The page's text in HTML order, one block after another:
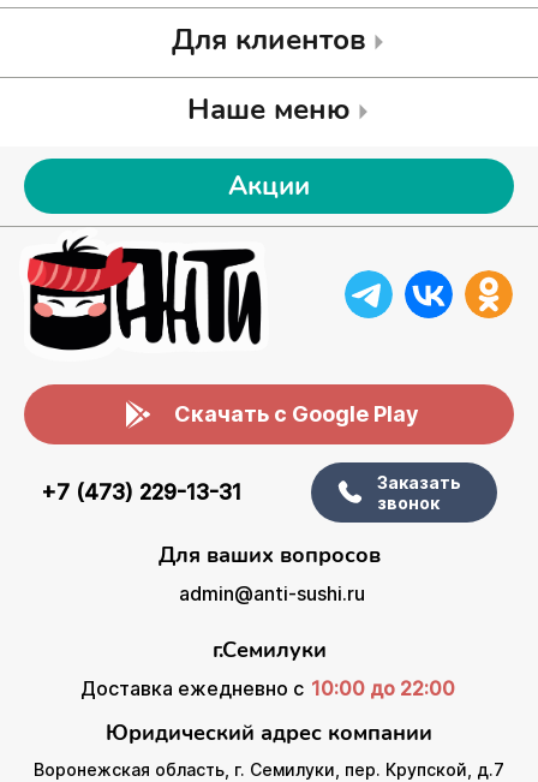
Для клиентов
Наше меню
Акции
Скачать с Google Play
+7 (473) 229-13-31
Заказать
звонок
Для ваших вопросов
admin@anti-sushi.ru
г.Семилуки
Доставка ежедневно с 10:00 до 22:00
Юридический адрес компании
Воронежская область, г. Семилуки, пер. Крупской, д.7